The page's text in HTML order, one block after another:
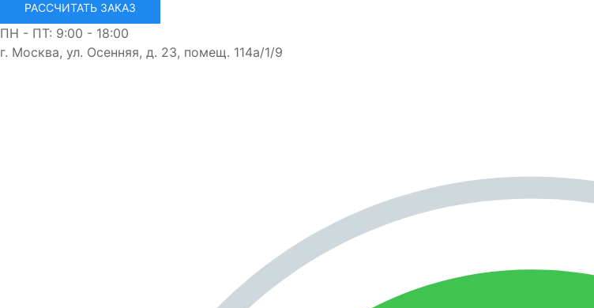
РАССЧИТАТЬ ЗАКАЗ
ПН - ПТ: 9:00 - 18:00
г. Москва, ул. Осенняя, д. 23, помещ. 114а/1/9